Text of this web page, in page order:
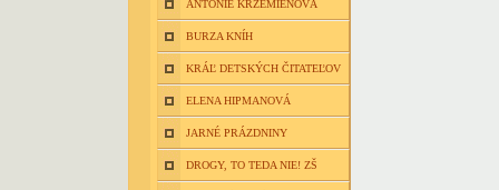
ANTONIE KRZEMIEŇOVÁ
BURZA KNÍH
KRÁĽ DETSKÝCH ČITATEĽOV
ELENA HIPMANOVÁ
JARNÉ PRÁZDNINY
DROGY, TO TEDA NIE! ZŠ